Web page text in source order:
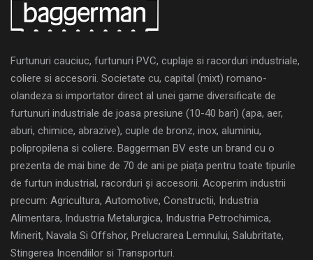
Furtunuri cauciuc, furtunuri PVC, cuplaje si racorduri industriale,
coliere si accesorii. Societate cu, capital (mixt) romano-
olandeza si importator direct al unei game diversificate de
furtunuri industriale de joasa presiune (10-40 bari) (apa, aer,
aburi, chimice, abrazive), cuple de bronz, inox, aluminiu,
polipropilena si coliere. Baggerman BV este un brand cu o
prezenta de mai bine de 70 de ani pe piața pentru toate tipurile
de furtun industrial, racorduri și accesorii. Acoperim industrii
precum: Agricultura, Automotive, Constructii, Industria
Alimentara, Industria Metalurgica, Industria Petrochimica,
Minerit, Navala Si Offshor, Prelucrarea Lemnului, Salubritate,
Stingerea Incendiilor si Transporturi.